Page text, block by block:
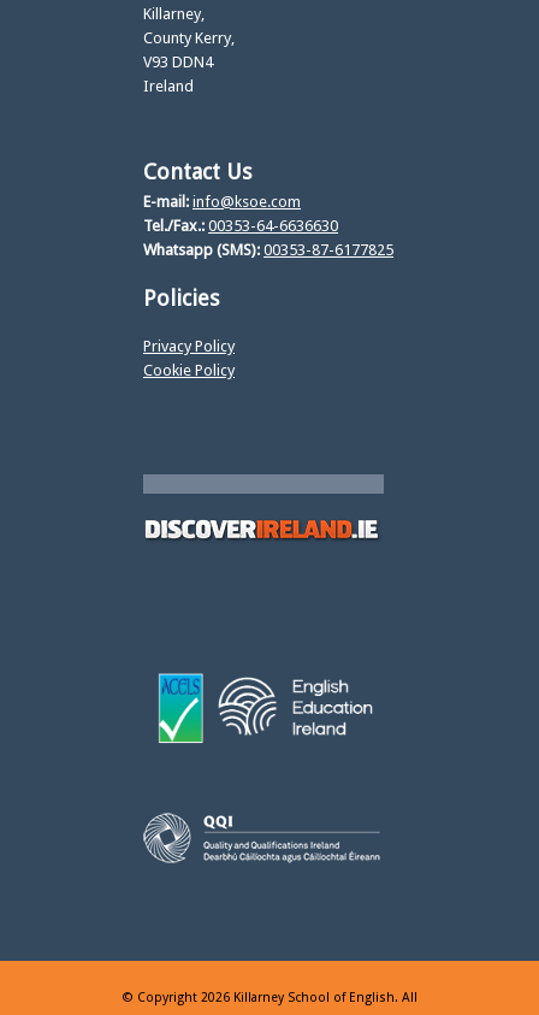
Killarney,
County Kerry,
V93 DDN4
Ireland
Contact Us
E-mail: info@ksoe.com
Tel./Fax.: 00353-64-6636630
Whatsapp (SMS): 00353-87-6177825
Policies
Privacy Policy
Cookie Policy
© Copyright 2026 Killarney School of English. All